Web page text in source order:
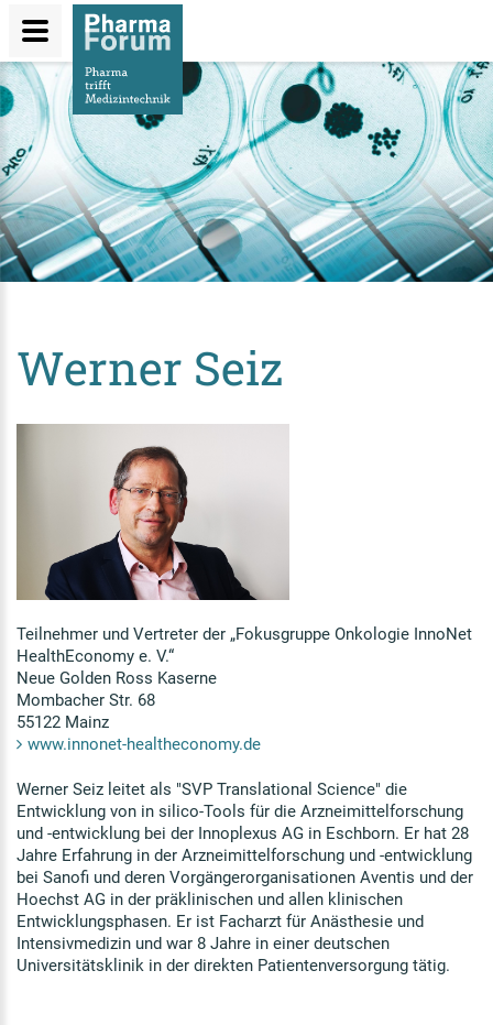
Direkt
zum
Inhalt
Werner Seiz
Teilnehmer und Vertreter der „Fokusgruppe Onkologie InnoNet
HealthEconomy e. V.“
Neue Golden Ross Kaserne
Mombacher Str. 68
55122 Mainz
www.innonet-healtheconomy.de
Werner Seiz leitet als "SVP Translational Science" die
Entwicklung von in silico-Tools für die Arzneimittelforschung
und -entwicklung bei der Innoplexus AG in Eschborn. Er hat 28
Jahre Erfahrung in der Arzneimittelforschung und -entwicklung
bei Sanofi und deren Vorgängerorganisationen Aventis und der
Hoechst AG in der präklinischen und allen klinischen
Entwicklungsphasen. Er ist Facharzt für Anästhesie und
Intensivmedizin und war 8 Jahre in einer deutschen
Universitätsklinik in der direkten Patientenversorgung tätig.